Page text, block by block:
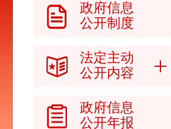
政府信息
公开制度
法定主动
公开内容
政府信息
公开年报